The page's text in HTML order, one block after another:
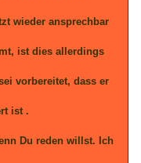
wieder ansprechbar
ist dies allerdings
vorbereitet, dass er
ist .
Du reden willst. Ich